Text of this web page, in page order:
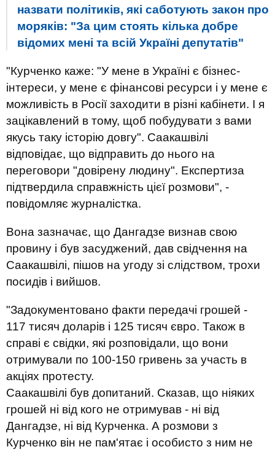
назвати політиків, які саботують закон про
моряків: "За цим стоять кілька добре
відомих мені та всій Україні депутатів"
"Курченко каже: "У мене в Україні є бізнес-
інтереси, у мене є фінансові ресурси і у мене є
можливість в Росії заходити в різні кабінети. І я
зацікавлений в тому, щоб побудувати з вами
якусь таку історію довгу". Саакашвілі
відповідає, що відправить до нього на
переговори "довірену людину". Експертиза
підтвердила справжність цієї розмови", -
повідомляє журналістка.
Вона зазначає, що Дангадзе визнав свою
провину і був засуджений, дав свідчення на
Саакашвілі, пішов на угоду зі слідством, трохи
посидів і вийшов.
"Задокументовано факти передачі грошей -
117 тисяч доларів і 125 тисяч євро. Також в
справі є свідки, які розповідали, що вони
отримували по 100-150 гривень за участь в
акціях протесту.
Саакашвілі був допитаний. Сказав, що ніяких
грошей ні від кого не отримував - ні від
Дангадзе, ні від Курченка. А розмови з
Курченко він не пам'ятає і особисто з ним не